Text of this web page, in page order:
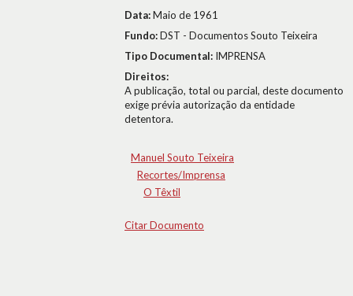
Data:Maio de 1961
Fundo:DST - Documentos Souto Teixeira
Tipo Documental: IMPRENSA
Direitos:
A publicação, total ou parcial, deste documento
exige prévia autorização da entidade
detentora.
Manuel Souto Teixeira
Recortes/Imprensa
O Têxtil
Citar Documento